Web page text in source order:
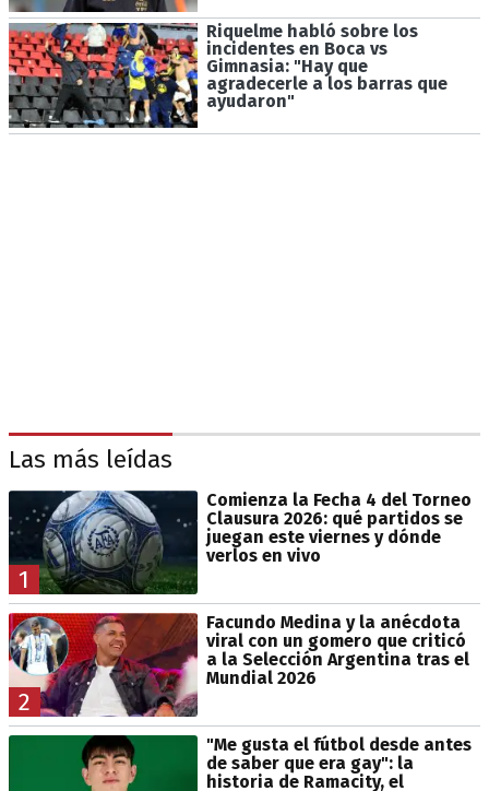
Riquelme habló sobre los
incidentes en Boca vs
Gimnasia: "Hay que
agradecerle a los barras que
ayudaron"
Las más leídas
1
Comienza la Fecha 4 del Torneo
Clausura 2026: qué partidos se
juegan este viernes y dónde
verlos en vivo
2
Facundo Medina y la anécdota
viral con un gomero que criticó
a la Selección Argentina tras el
Mundial 2026
"Me gusta el fútbol desde antes
de saber que era gay": la
historia de Ramacity, el